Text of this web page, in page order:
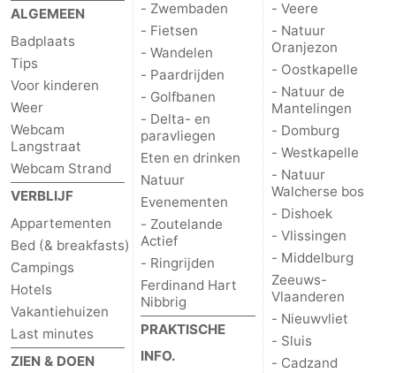
Middelburg
Zeeuws-
Vlaanderen
-
Nieuwvliet
-
Sluis
-
Cadzand
-
Natuur
Het
Zwin
Weer
Contact
ALGEMEEN
Badplaats
Tips
Voor kinderen
Weer
Webcam
Langstraat
Webcam Strand
VERBLIJF
Appartementen
Bed (& breakfasts)
Campings
Hotels
Vakantiehuizen
Last minutes
ZIEN & DOEN
- Zwembaden
- Fietsen
- Wandelen
- Paardrijden
- Golfbanen
- Delta- en
paravliegen
Eten en drinken
Natuur
Evenementen
- Zoutelande
Actief
- Ringrijden
Ferdinand Hart
Nibbrig
PRAKTISCHE
INFO.
- Veere
- Natuur
Oranjezon
- Oostkapelle
- Natuur de
Mantelingen
- Domburg
- Westkapelle
- Natuur
Walcherse bos
- Dishoek
- Vlissingen
- Middelburg
Zeeuws-
Vlaanderen
- Nieuwvliet
- Sluis
- Cadzand